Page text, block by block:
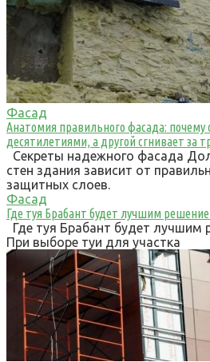
Фасад
Анатомия правильного фасада: почему
десятилетиями, а другой сгнивает за
Секреты надежного фасада
стен здания зависит от
защитных слоев.
Фасад
Где туя Брабант будет лучшим
Где туя Брабант будет лучшим
При выборе туи для участка